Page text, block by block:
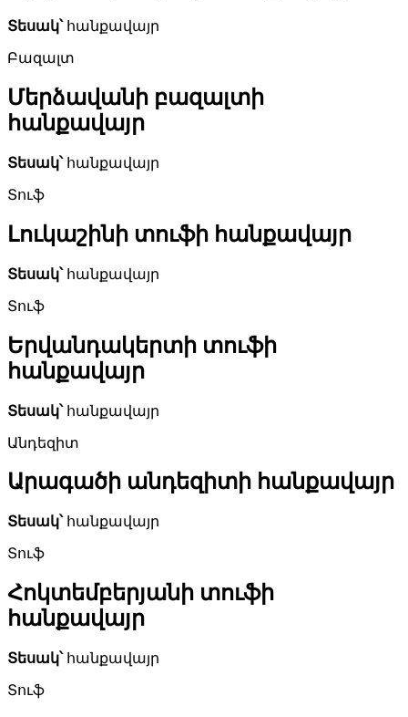
Տեսակ՝հանքավայր
Բազալտ
Մերձավանի բազալտի
հանքավայր
Տեսակ՝հանքավայր
Տուֆ
Լուկաշինի տուֆի հանքավայր
Տեսակ՝հանքավայր
Տուֆ
Երվանդակերտի տուֆի
հանքավայր
Տեսակ՝հանքավայր
Անդեզիտ
Արագածի անդեզիտի հանքավայր
Տեսակ՝հանքավայր
Տուֆ
Հոկտեմբերյանի տուֆի
հանքավայր
Տեսակ՝հանքավայր
Տուֆ